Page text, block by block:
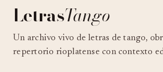
LetrasTango
Un archivo vivo de letras de tango,
repertorio rioplatense con contexto